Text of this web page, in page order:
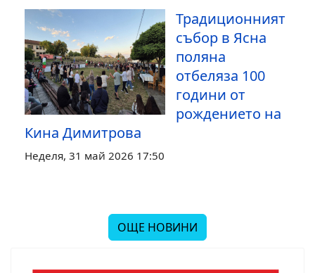
Традиционният
събор в Ясна
поляна
отбеляза 100
години от
рождението на
Кина Димитрова
Неделя, 31 май 2026 17:50
ОЩЕ НОВИНИ